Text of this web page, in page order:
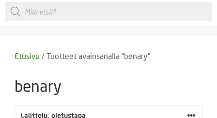
Products
search
Etusivu / Tuotteet avainsanalla “benary”
benary